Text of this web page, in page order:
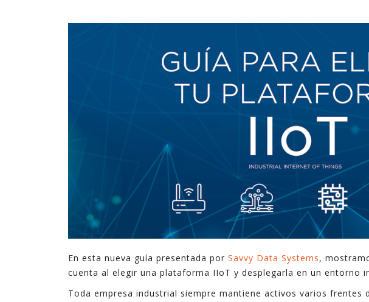
mis experiencias sobre la generación de valor y
habitualmente utilizando para ello las últimas
tecnologías. En ocasiones son complejas, y en
ocasiones son sencillas pero suficientes.
explotación inteligente de datos mejora de
forma notable los resultados en diferentes
ámbitos de la empresa, desde procesos
internos hasta la relación con el cliente,
pasando por la creación de nuevos productos y
servicios digitales.
En esta nueva guía presentada por Savvy Data Systems,
cuenta al elegir una plataforma IIoT y desplegarla en un entorno
Toda empresa industrial siempre mantiene activos varios frentes